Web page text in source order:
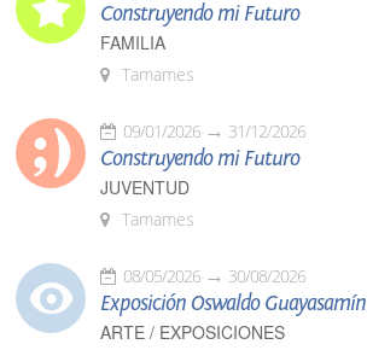
Construyendo mi Futuro
FAMILIA
Tamames
09/01/2026 31/12/2026
Construyendo mi Futuro
JUVENTUD
Tamames
08/05/2026 30/08/2026
Exposición Oswaldo Guayasamín
ARTE / EXPOSICIONES